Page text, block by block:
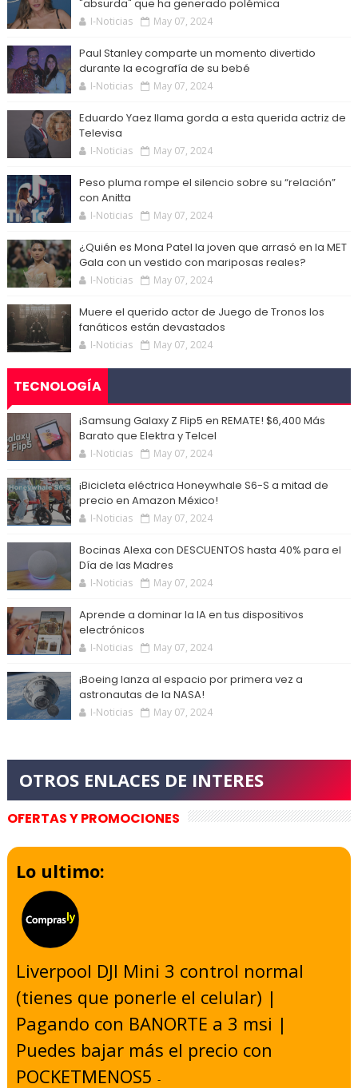
"absurda" que ha generado polémica
I-Noticias May 07, 2024
Paul Stanley comparte un momento divertido
durante la ecografía de su bebé
I-Noticias May 07, 2024
Eduardo Yaez llama gorda a esta querida actriz de
Televisa
I-Noticias May 07, 2024
Peso pluma rompe el silencio sobre su “relación”
con Anitta
I-Noticias May 07, 2024
¿Quién es Mona Patel la joven que arrasó en la MET
Gala con un vestido con mariposas reales?
I-Noticias May 07, 2024
Muere el querido actor de Juego de Tronos los
fanáticos están devastados
I-Noticias May 07, 2024
TECNOLOGÍA
¡Samsung Galaxy Z Flip5 en REMATE! $6,400 Más
Barato que Elektra y Telcel
I-Noticias May 07, 2024
¡Bicicleta eléctrica Honeywhale S6-S a mitad de
precio en Amazon México!
I-Noticias May 07, 2024
Bocinas Alexa con DESCUENTOS hasta 40% para el
Día de las Madres
I-Noticias May 07, 2024
Aprende a dominar la IA en tus dispositivos
electrónicos
I-Noticias May 07, 2024
¡Boeing lanza al espacio por primera vez a
astronautas de la NASA!
I-Noticias May 07, 2024
OFERTAS Y PROMOCIONES
Lo ultimo:
Liverpool DJI Mini 3 control normal
(tienes que ponerle el celular) |
Pagando con BANORTE a 3 msi |
Puedes bajar más el precio con
POCKETMENOS5-